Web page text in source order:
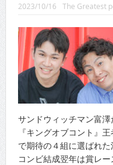
2023/10/16 The Greatest
サンドウィッチマン富
『キングオブコント』
で期待の４組に選ばれた
コンビ結成翌年は賞レ